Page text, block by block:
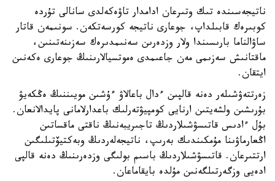
ناتيجەسىندە تىك وتىرعان ادامدار تاۋەكەلدى سانالى تۇردە
كوبىرەك قابىلداپ، جوعارى ناتيجە كورسەتكەن. سونىمەن قاتار
ساۋالناما بارىسىندا ولار وزدەرىن سەنىمدىرەك سەزىنەتىنىن،
ماقتانىش سەزىمى مەن جاعىمدى ەموتسيالارىنىڭ جوعارى ەكەنىن
ايتقان.
زەرتتەۋشىلەر دەنە قالپىن ءدال باعالاۋ ءۇشىن مويىننىڭ ەڭكەيۋ
بۇرىشىن ولشەيتىن ارنايى كومپيۋتەرلىك باعدارلامانى پايدالانعان.
بۇل ءادىس قاتىسۋشىلاردىڭ تاجىريبەنىڭ ناقتى ماقساتىن
اڭعارماۋىنا مۇمكىندىك بەرىپ، ناتيجەلەردىڭ وبەكتيۆتىلىگىن
ارتتىرعان. قاتىسۋشىلاردىڭ باسىم بولىگى وزدەرىنىڭ دەنە قالپى
ادەيى وزگەرتىلگەنىن مۇلدە بايقاماعان.